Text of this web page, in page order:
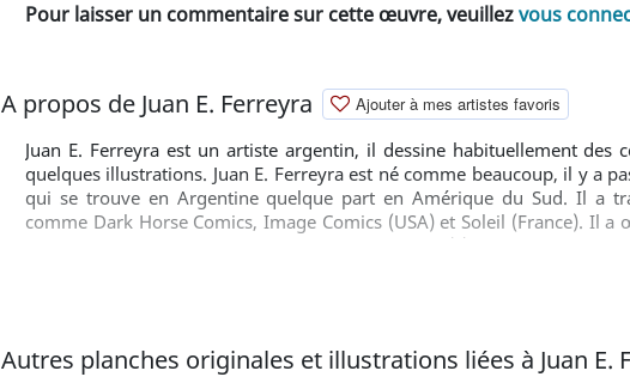
Pour laisser un commentaire sur cette œuvre, veuillezvous
A propos de Juan E. Ferreyra Ajouter à mes artistes favoris
Juan E. Ferreyra est un artiste argentin, il dessine habituellement
quelques illustrations. Juan E. Ferreyra est né comme beaucoup, il y a
qui se trouve en Argentine quelque part en Amérique du Sud. Il a
comme Dark Horse Comics, Image Comics (USA) et Soleil (France). Il
Huere, Emissary, Lazarus, Spider-Man noir ... Texte (c) BD Gest'
Autres planches originales et illustrations liées à Juan E.